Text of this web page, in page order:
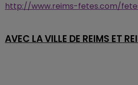
http://www.reims-fetes.com/
AVEC LA VILLE DE REIMS ET